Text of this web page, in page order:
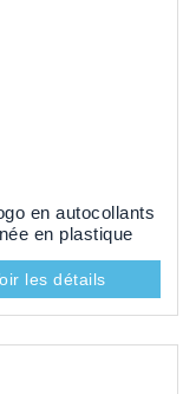
en autocollants
en plastique
les détails